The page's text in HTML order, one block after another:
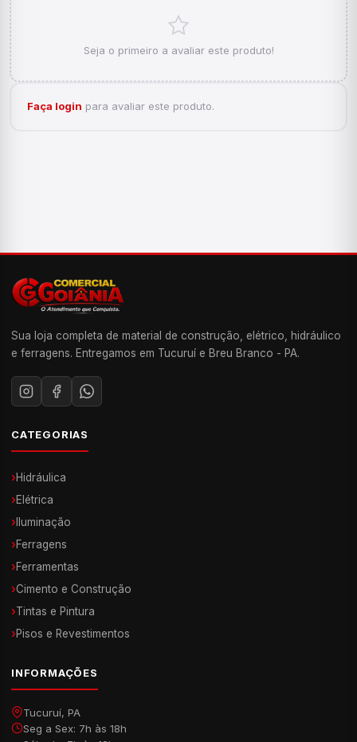
Seja o primeiro a avaliar este produto!
Faça login para avaliar este produto.
Sua loja completa de material de construção, elétrico, hidráulico
e ferragens. Entregamos em Tucuruí e Breu Branco - PA.
CATEGORIAS
›Hidráulica
›Elétrica
› Iluminação
›Ferragens
›Ferramentas
›Cimento e Construção
›Tintas e Pintura
›Pisos e Revestimentos
INFORMAÇÕES
Tucuruí, PA
Seg a Sex: 7h às 18h